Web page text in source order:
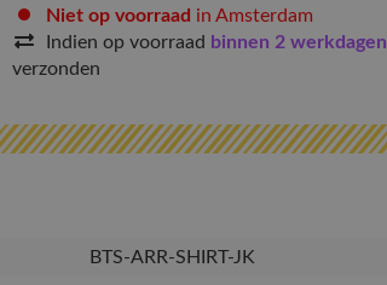
Niet op voorraad in Amsterdam
Indien op voorraad binnen 2 werkdagen
verzonden
BTS-ARR-SHIRT-JK